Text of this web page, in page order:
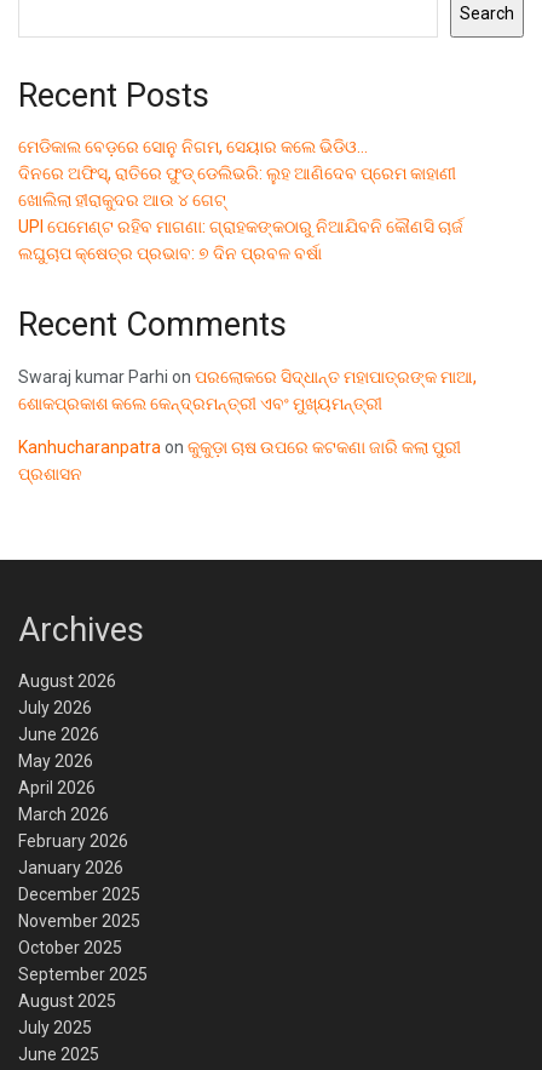
Search
Recent Posts
ମେଡିକାଲ ବେଡ଼ରେ ସୋନୁ ନିଗମ, ସେୟାର କଲେ ଭିଡିଓ…
ଦିନରେ ଅଫିସ୍, ରାତିରେ ଫୁଡ୍ ଡେଲିଭରି: ଲୁହ ଆଣିଦେବ ପ୍ରେମ କାହାଣୀ
ଖୋଲିଲା ହୀରାକୁଦର ଆଉ ୪ ଗେଟ୍
UPI ପେମେଣ୍ଟ ରହିବ ମାଗଣା: ଗ୍ରାହକଙ୍କଠାରୁ ନିଆଯିବନି କୌଣସି ଚାର୍ଜ
ଲଘୁଚାପ କ୍ଷେତ୍ର ପ୍ରଭାବ: ୭ ଦିନ ପ୍ରବଳ ବର୍ଷା
Recent Comments
Swaraj kumar Parhi on ପରଲୋକରେ ସିଦ୍ଧାନ୍ତ ମହାପାତ୍ରଙ୍କ ମାଆ,
ଶୋକପ୍ରକାଶ କଲେ କେନ୍ଦ୍ରମନ୍ତ୍ରୀ ଏବଂ ମୁଖ୍ୟମନ୍ତ୍ରୀ
Kanhucharanpatra on କୁକୁଡ଼ା ଚାଷ ଉପରେ କଟକଣା ଜାରି କଲା ପୁରୀ
ପ୍ରଶାସନ
Archives
August 2026
July 2026
June 2026
May 2026
April 2026
March 2026
February 2026
January 2026
December 2025
November 2025
October 2025
September 2025
August 2025
July 2025
June 2025